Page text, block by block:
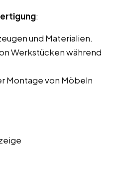
:
und Materialien.
Werkstücken während
Montage von Möbeln